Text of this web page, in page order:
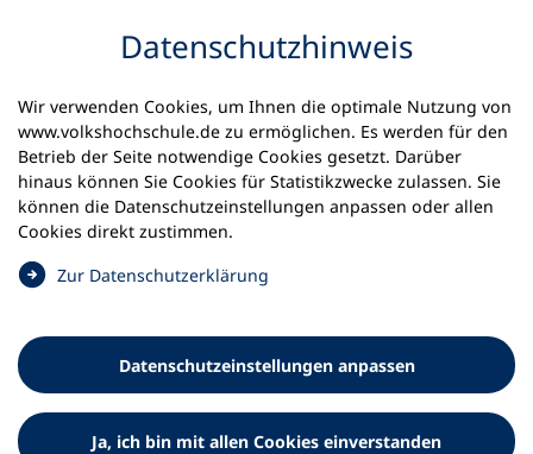
Datenschutz­hinweis
Wir verwenden Cookies, um Ihnen die optimale Nutzung von
www.volkshochschule.de zu ermöglichen. Es werden für den
Betrieb der Seite notwendige Cookies gesetzt. Darüber
hinaus können Sie Cookies für Statistikzwecke zulassen. Sie
können die Datenschutz­einstellungen anpassen oder allen
Cookies direkt zustimmen.
Zur Datenschutz­erklärung
Datenschutz­einstellungen anpassen
Ja, ich bin mit allen Cookies einverstanden
Startseite Service für Volkshochschulen
vhs.cloud
Netzwerkgruppe des Monats: Oktober
Brücken bauen für Integration
2018 digital gestütztes Lernen, Lehren, Arbeiten und
bundesweites Vernetzen in der Volkshochschulwelt. In
unserer Serie "Netzwerkgruppe des Monats" stellen wir
Euch jeden Monat eine neue Gruppe vor. Im Oktober soll
es um die Gruppe "Treffpunkt Integration" gehen.